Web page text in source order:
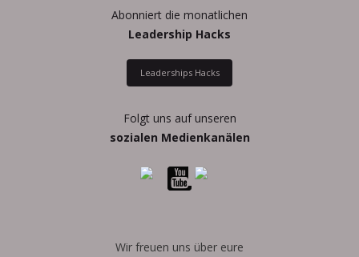
Abonniert die monatlichen
Leadership Hacks
Leaderships Hacks
Folgt uns auf unseren
sozialen Medienkanälen
Wir freuen uns über eure